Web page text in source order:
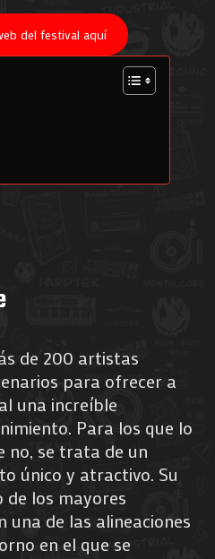
del festival aquí
de 200 artistas
para ofrecer a
una increíble
Para los que lo
no, se trata de un
único y atractivo. Su
de los mayores
una de las alineaciones
en el que se